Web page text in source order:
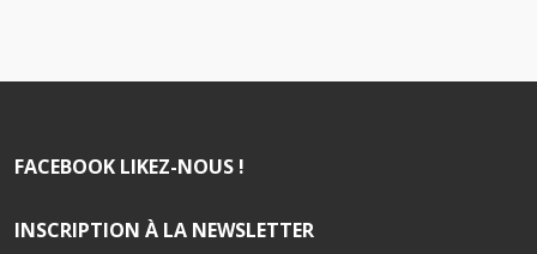
FACEBOOK LIKEZ-NOUS !
INSCRIPTION À LA NEWSLETTER